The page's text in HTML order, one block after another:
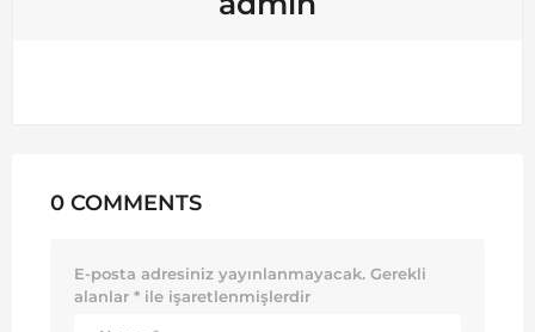
0 COMMENTS
E-posta adresiniz yayınlanmayacak. Gerekli
alanlar * ile işaretlenmişlerdir